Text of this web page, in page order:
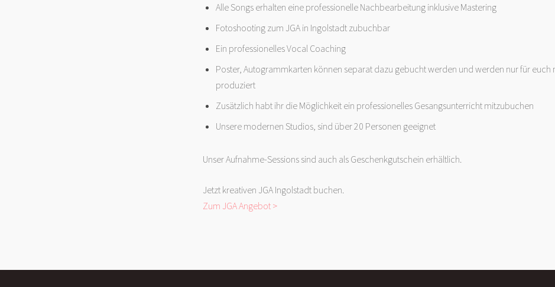
Alle Songs erhalten eine professionelle Nachbearbeitung inklusive Mastering
Fotoshooting zum JGA in Ingolstadt zubuchbar
Ein professionelles Vocal Coaching
Poster, Autogrammkarten können separat dazu gebucht werden und werden nur für euch
produziert
Zusätzlich habt ihr die Möglichkeit ein professionelles Gesangsunterricht mitzubuchen
Unsere modernen Studios, sind über 20 Personen geeignet
Unser Aufnahme-Sessions sind auch als Geschenkgutschein erhältlich.
Jetzt kreativen JGA Ingolstadt buchen.
Zum JGA Angebot >